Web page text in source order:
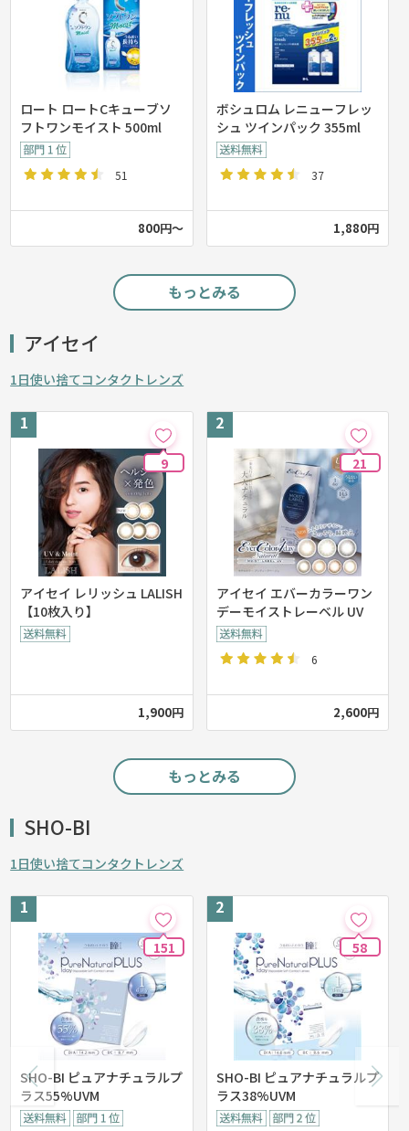
ロート ロートCキューブソ
フトワンモイスト 500ml
51
800円～
ボシュロム レニューフレッ
シュ ツインパック 355ml
37
1,880円
もっとみる
アイセイ
1日使い捨てコンタクトレンズ
9
アイセイ レリッシュ LALISH
【10枚入り】
1,900円
21
アイセイ エバーカラーワン
デーモイストレーベル UV
6
2,600円
もっとみる
SHO-BI
1日使い捨てコンタクトレンズ
151
SHO-BI ピュアナチュラルプ
ラス55%UVM
58
SHO-BI ピュアナチュラルプ
ラス38%UVM